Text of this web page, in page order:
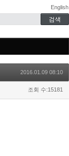
English
2016.01.09 08:10
조회 수:15181